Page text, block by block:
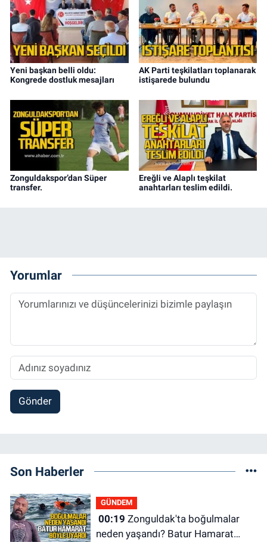
Yeni başkan belli oldu:
Kongrede dostluk mesajları
AK Parti teşkilatları toplanarak
istişarede bulundu
Zonguldakspor’dan Süper
transfer.
Ereğli ve Alaplı teşkilat
anahtarları teslim edildi.
Yorumlar
Gönder
Son Haberler
GÜNDEM
00:19
neden yaşandı? Batur Hamarat